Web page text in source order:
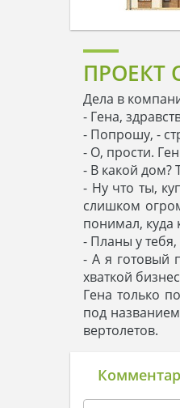
ПРОЕКТ
Дела в
- Гена,
- Попрошу, -
- О, прости.
- В какой дом?
- Ну что ты,
слишком
понимал, куда
- Планы у тебя,
- А я готовый
хваткой
Гена только
под
вертолетов.